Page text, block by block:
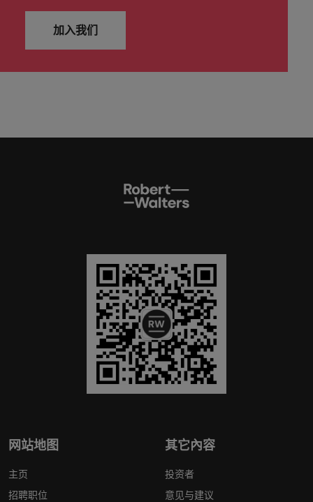
加入我们
网站地图
主页
招聘职位
其它內容
投资者
意见与建议